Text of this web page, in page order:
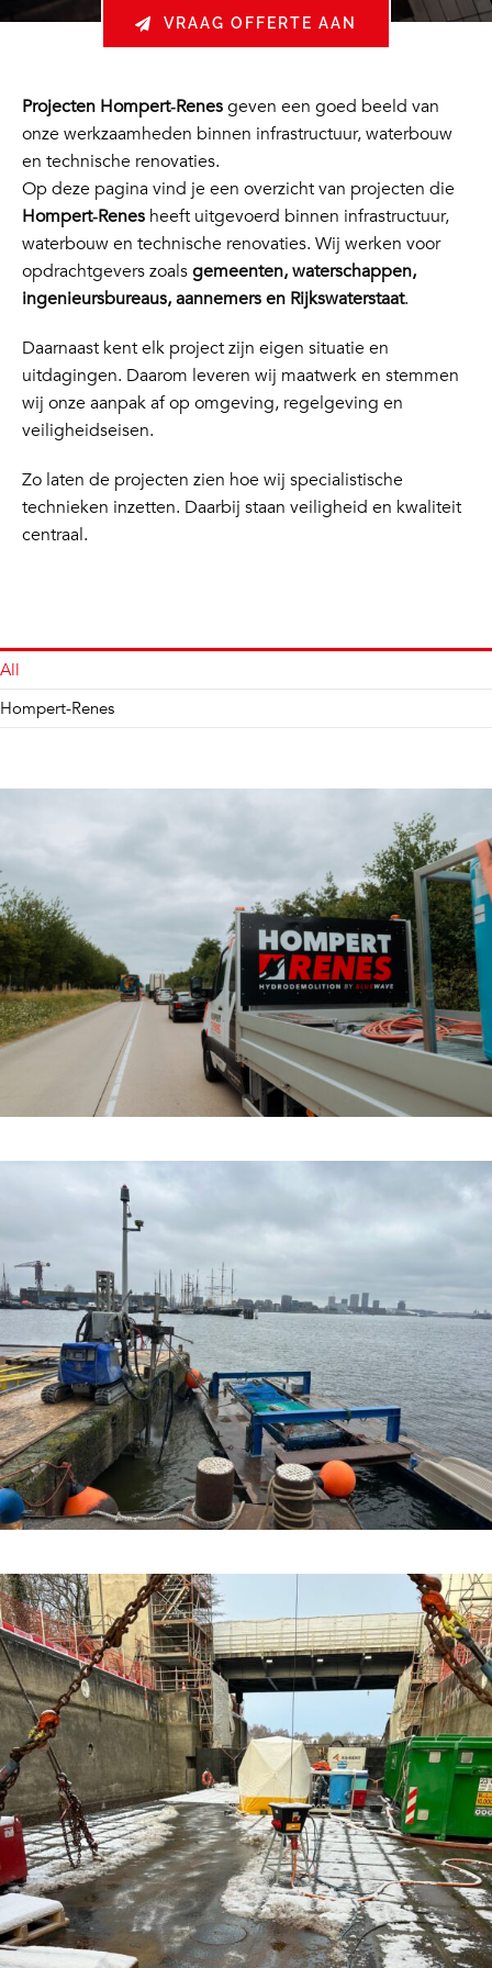
VRAAG OFFERTE AAN
Projecten Hompert‑Renesgeven een goed beeld van
onze werkzaamheden binnen infrastructuur, waterbouw
en technische renovaties.
Op deze pagina vind je een overzicht van projecten die
Hompert‑Renesheeft uitgevoerd binnen infrastructuur,
waterbouw en technische renovaties. Wij werken voor
opdrachtgevers zoalsgemeenten, waterschappen,
ingenieursbureaus, aannemers en Rijkswaterstaat.
Daarnaast kent elk project zijn eigen situatie en
uitdagingen. Daarom leveren wij maatwerk en stemmen
wij onze aanpak af op omgeving, regelgeving en
veiligheidseisen.
Zo laten de projecten zien hoe wij specialistische
technieken inzetten. Daarbij staan veiligheid en kwaliteit
centraal.
All
Hompert-Renes